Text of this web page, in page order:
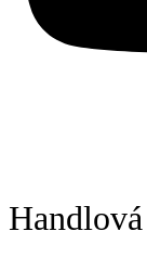
Handlová